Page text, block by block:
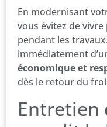
En modernisant
vous évitez de
pendant les
immédiatement
économique et
dès le retour du
Entretien